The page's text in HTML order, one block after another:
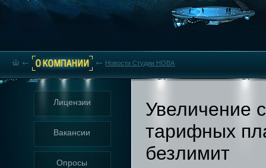
Новости Студии НОВА
Лицензии
Вакансии
Опросы
Увеличение
тарифных
безлимит